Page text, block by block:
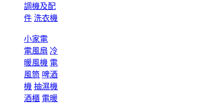
調機及配
件 洗衣機
小家電
電風扇 冷
暖風機 電
風筒 啤酒
機 抽濕機
酒櫃 電暖